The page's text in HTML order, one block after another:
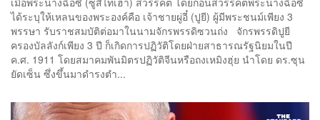
ได้ระบุให้เหลนของพระองค์คือ เจ้าชายผู่อี๋ (ปูยี) ผู้มีพระชนม์เพียง 3
พรรษา รับราชสมบัติต่อมาในนามจักรพรรดิซวนถ่ง จักรพรรดิปูยี
ครองบัลลังก์เพียง 3 ปี ก็เกิดการปฏิวัติโดยฝ่ายสาธารณรัฐนิยมในปี
ค.ศ. 1911 โดยสมาคมพันมิตรปฏิวัติจีนหรือถงเหมิงฮุ่ย นำโดย ดร.ซุน
ยัดเซ็น ซึ่งขึ้นมาดำรงตำ...